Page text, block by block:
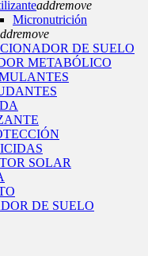
addremove
Micronutrición
remove
DE SUELO
METABÓLICO
SOLAR
DE SUELO